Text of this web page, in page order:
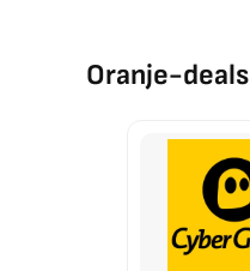
Oranje-deals